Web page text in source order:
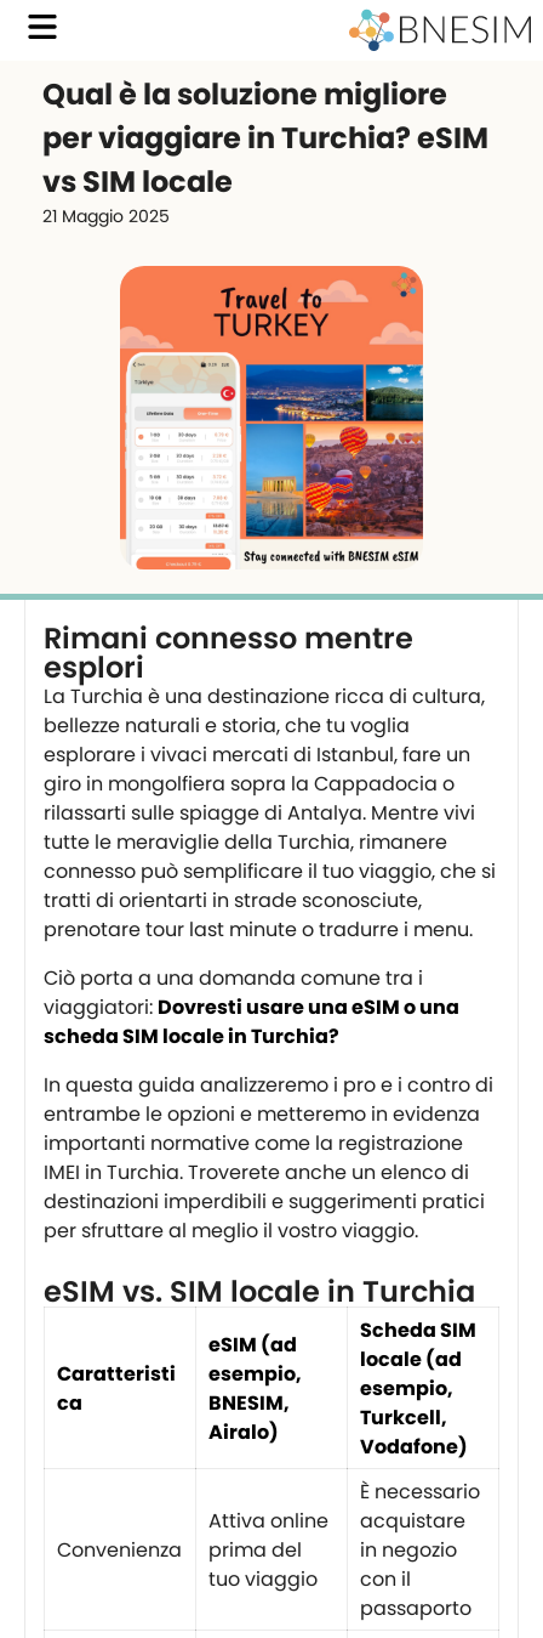
Qual è la soluzione migliore
per viaggiare in Turchia? eSIM
vs SIM locale
21 Maggio 2025
Rimani connesso mentre
esplori
La Turchia è una destinazione ricca di cultura,
bellezze naturali e storia, che tu voglia
esplorare i vivaci mercati di Istanbul, fare un
giro in mongolfiera sopra la Cappadocia o
rilassarti sulle spiagge di Antalya. Mentre vivi
tutte le meraviglie della Turchia, rimanere
connesso può semplificare il tuo viaggio, che si
tratti di orientarti in strade sconosciute,
prenotare tour last minute o tradurre i menu.
Ciò porta a una domanda comune tra i
viaggiatori: Dovresti usare una eSIM o una
scheda SIM locale in Turchia?
In questa guida analizzeremo i pro e i contro di
entrambe le opzioni e metteremo in evidenza
importanti normative come la registrazione
IMEI in Turchia. Troverete anche un elenco di
destinazioni imperdibili e suggerimenti pratici
per sfruttare al meglio il vostro viaggio.
eSIM vs. SIM locale in Turchia
Caratteristi
ca
eSIM (ad
esempio,
BNESIM,
Airalo)
Scheda SIM
locale (ad
esempio,
Turkcell,
Vodafone)
Convenienza
Attiva online
prima del
tuo viaggio
È necessario
acquistare
in negozio
con il
passaporto